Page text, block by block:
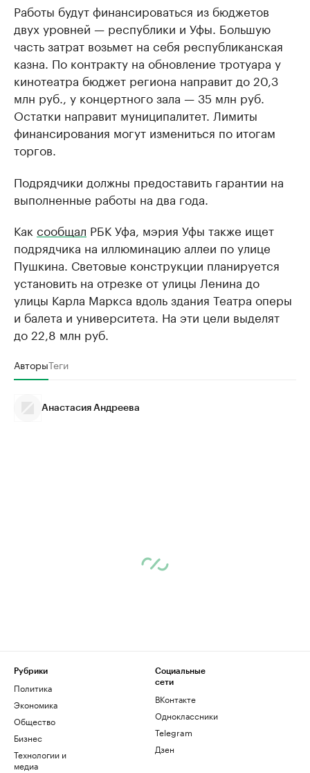
Работы будут финансироваться из бюджетов
двух уровней — республики и Уфы. Большую
часть затрат возьмет на себя республиканская
казна. По контракту на обновление тротуара у
кинотеатра бюджет региона направит до 20,3
млн руб., у концертного зала — 35 млн руб.
Остатки направит муниципалитет. Лимиты
финансирования могут измениться по итогам
торгов.
Подрядчики должны предоставить гарантии на
выполненные работы на два года.
Как сообщал РБК Уфа, мэрия Уфы также ищет
подрядчика на иллюминацию аллеи по улице
Пушкина. Световые конструкции планируется
установить на отрезке от улицы Ленина до
улицы Карла Маркса вдоль здания Театра оперы
и балета и университета. На эти цели выделят
до 22,8 млн руб.
АвторыТеги
Анастасия Андреева
Рубрики
Политика
Экономика
Общество
Бизнес
Технологии и
медиа
Социальные
сети
ВКонтакте
Одноклассники
Telegram
Дзен